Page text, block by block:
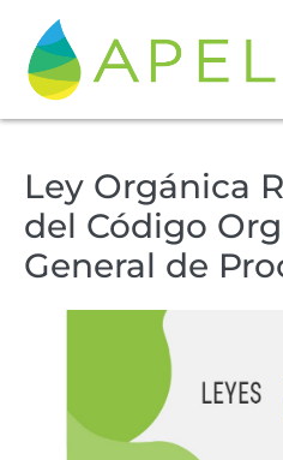
Ley Orgánica
del Código
General de